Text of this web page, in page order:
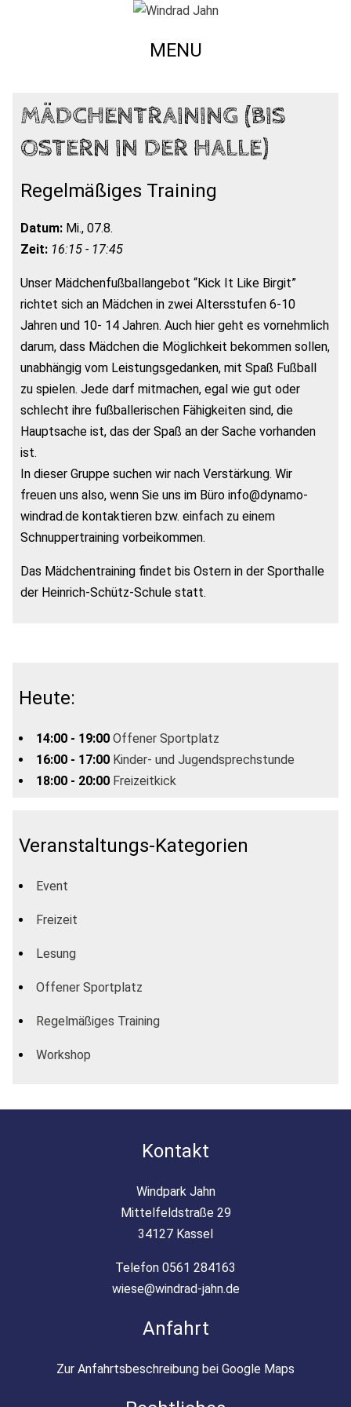
MENU
MÄDCHENTRAINING (BIS
OSTERN IN DER HALLE)
Regelmäßiges Training
Datum: Mi., 07.8.
Zeit: 16:15 - 17:45
Unser Mädchenfußballangebot “Kick It Like Birgit”
richtet sich an Mädchen in zwei Altersstufen 6-10
Jahren und 10- 14 Jahren. Auch hier geht es vornehmlich
darum, dass Mädchen die Möglichkeit bekommen sollen,
unabhängig vom Leistungsgedanken, mit Spaß Fußball
zu spielen. Jede darf mitmachen, egal wie gut oder
schlecht ihre fußballerischen Fähigkeiten sind, die
Hauptsache ist, das der Spaß an der Sache vorhanden
ist.
In dieser Gruppe suchen wir nach Verstärkung. Wir
freuen uns also, wenn Sie uns im Büro info@dynamo-
windrad.de kontaktieren bzw. einfach zu einem
Schnuppertraining vorbeikommen.
Das Mädchentraining findet bis Ostern in der Sporthalle
der Heinrich-Schütz-Schule statt.
Heute:
14:00 - 19:00 Offener Sportplatz
16:00 - 17:00 Kinder- und Jugendsprechstunde
18:00 - 20:00 Freizeitkick
Veranstaltungs-Kategorien
Event
Freizeit
Lesung
Offener Sportplatz
Regelmäßiges Training
Workshop
Kontakt
Windpark Jahn
Mittelfeldstraße 29
34127 Kassel
Telefon 0561 284163
wiese@windrad-jahn.de
Anfahrt
Zur Anfahrtsbeschreibung bei Google Maps